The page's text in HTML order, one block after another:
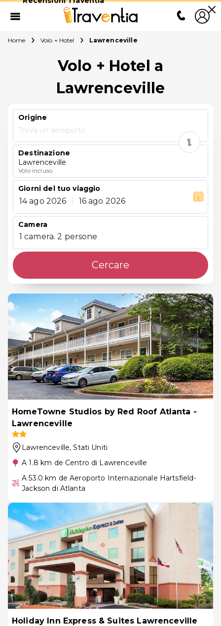
Home Volo + Hotel Lawrenceville
Volo + Hotel a
Lawrenceville
Origine
Trova un aeroporto
Destinazione
Lawrenceville
Volo incluso
Giorni del tuo viaggio
14 ago 2026 16 ago 2026
Camera
1 camera. 2 persone
Cercare
HomeTowne Studios by Red Roof Atlanta -
Lawrenceville
Lawrenceville, Stati Uniti
A 1.8 km de Centro di Lawrenceville
A 53.0 km de Aeroporto Internazionale Hartsfield-
Jackson di Atlanta
Holiday Inn Express & Suites Lawrenceville